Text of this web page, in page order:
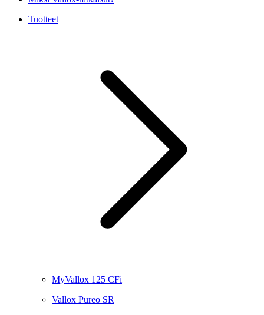
Tuotteet
MyVallox 125 CFi
Vallox Pureo SR